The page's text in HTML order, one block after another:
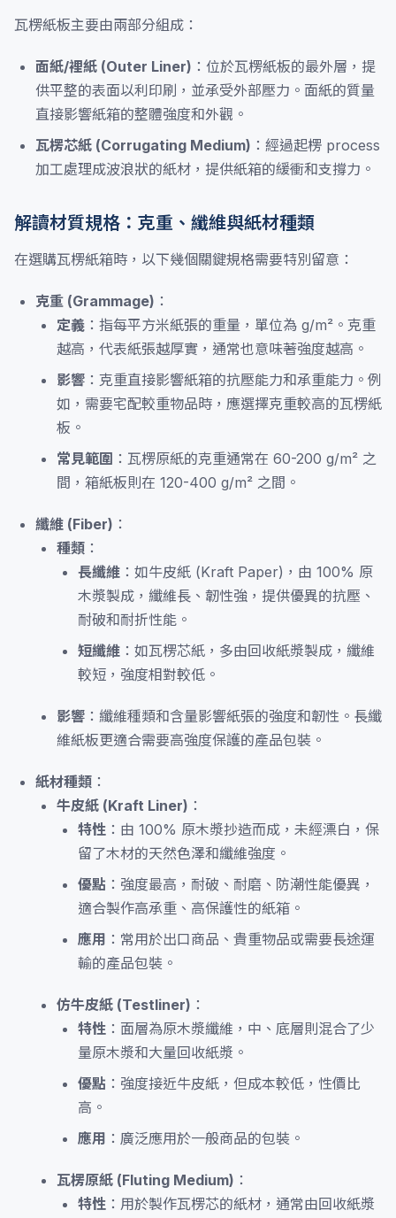
瓦楞紙板主要由兩部分組成：
面紙/裡紙 (Outer Liner) ：位於瓦楞紙板的最外層，提
供平整的表面以利印刷，並承受外部壓力。面紙的質量
直接影響紙箱的整體強度和外觀。
瓦楞芯紙 (Corrugating Medium) ：經過起楞 process
加工處理成波浪狀的紙材，提供紙箱的緩衝和支撐力。
解讀材質規格：克重、纖維與紙材種類
在選購瓦楞紙箱時，以下幾個關鍵規格需要特別留意：
克重 (Grammage) ：
定義 ：指每平方米紙張的重量，單位為 g/m²。克重
越高，代表紙張越厚實，通常也意味著強度越高。
影響 ：克重直接影響紙箱的抗壓能力和承重能力。例
如，需要宅配較重物品時，應選擇克重較高的瓦楞紙
板。
常見範圍 ：瓦楞原紙的克重通常在 60-200 g/m² 之
間，箱紙板則在 120-400 g/m² 之間。
纖維 (Fiber) ：
種類 ：
長纖維 ：如牛皮紙 (Kraft Paper)，由 100% 原
木漿製成，纖維長、韌性強，提供優異的抗壓、
耐破和耐折性能。
短纖維 ：如瓦楞芯紙，多由回收紙漿製成，纖維
較短，強度相對較低。
影響 ：纖維種類和含量影響紙張的強度和韌性。長纖
維紙板更適合需要高強度保護的產品包裝。
紙材種類 ：
牛皮紙 (Kraft Liner) ：
特性 ：由 100% 原木漿抄造而成，未經漂白，保
留了木材的天然色澤和纖維強度。
優點 ：強度最高，耐破、耐磨、防潮性能優異，
適合製作高承重、高保護性的紙箱。
應用 ：常用於出口商品、貴重物品或需要長途運
輸的產品包裝。
仿牛皮紙 (Testliner) ：
特性 ：面層為原木漿纖維，中、底層則混合了少
量原木漿和大量回收紙漿。
優點 ：強度接近牛皮紙，但成本較低，性價比
高。
應用 ：廣泛應用於一般商品的包裝。
瓦楞原紙 (Fluting Medium) ：
特性 ：用於製作瓦楞芯的紙材，通常由回收紙漿